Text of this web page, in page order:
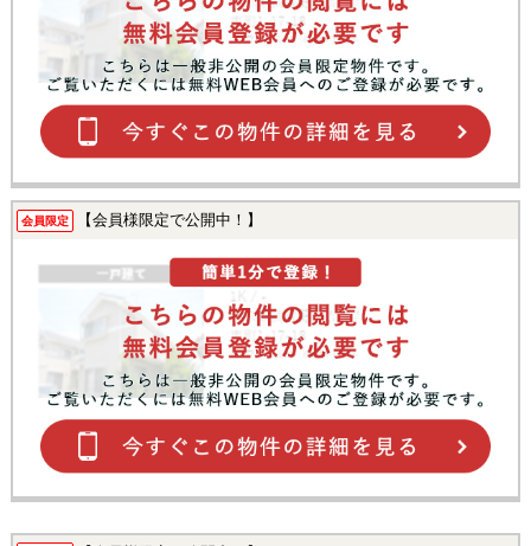
会員限定 【会員様限定で公開中！】